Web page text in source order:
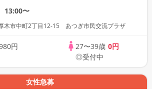
13:00〜
木市中町2丁目12-15 あつぎ市民交流プラザ
円
27〜39歳 0円
◎受付中
女性急募